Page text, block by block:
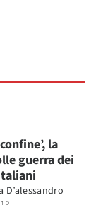
la
guerra dei
D’alessandro